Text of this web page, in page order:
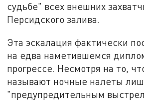
судьбе" всех внешних
Персидского залива.
Эта эскалация фактически
на едва наметившемся
прогрессе. Несмотря на то,
называют ночные налеты
"предупредительным